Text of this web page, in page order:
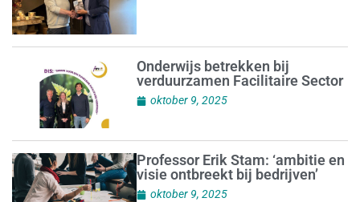
Onderwijs betrekken bij
verduurzamen Facilitaire Sector
oktober 9, 2025
Professor Erik Stam: ‘ambitie en
visie ontbreekt bij bedrijven’
oktober 9, 2025